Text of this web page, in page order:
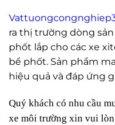
ra thị trường dòng
phốt lắp cho các xe
bể phốt. Sản phẩm
hiệu quả và đáp ứng
Quý khách có nhu cầu
xe môi trường xin vui